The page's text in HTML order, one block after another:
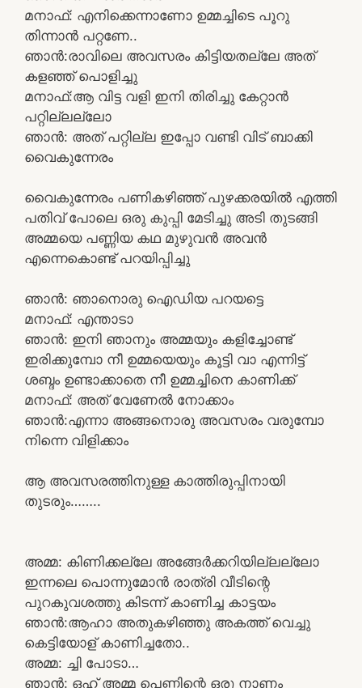
മനാഫ്: എനിക്കെന്നാണോ ഉമ്മച്ചിടെ പൂറു
തിന്നാൻ പറ്റണേ..
ഞാൻ:രാവിലെ അവസരം കിട്ടിയതല്ലേ അത്
കളഞ്ഞ് പൊളിച്ചു
മനാഫ്:ആ വിട്ട വളി ഇനി തിരിച്ചു കേറ്റാൻ
പറ്റില്ലല്ലോ
ഞാൻ: അത് പറ്റില്ല ഇപ്പോ വണ്ടി വിട് ബാക്കി
വൈകുന്നേരം
വൈകുന്നേരം പണികഴിഞ്ഞ് പുഴക്കരയിൽ എത്തി
പതിവ് പോലെ ഒരു കുപ്പി മേടിച്ചു അടി തുടങ്ങി
അമ്മയെ പണ്ണിയ കഥ മുഴുവൻ അവൻ
എന്നെകൊണ്ട് പറയിപ്പിച്ചു
ഞാൻ: ഞാനൊരു ഐഡിയ പറയട്ടെ
മനാഫ്: എന്താടാ
ഞാൻ: ഇനി ഞാനും അമ്മയും കളിച്ചോണ്ട്
ഇരിക്കുമ്പോ നീ ഉമ്മയെയും കൂട്ടി വാ എന്നിട്ട്
ശബ്ദം ഉണ്ടാക്കാതെ നീ ഉമ്മച്ചിനെ കാണിക്ക്
മനാഫ്: അത് വേണേൽ നോക്കാം
ഞാൻ:എന്നാ അങ്ങനൊരു അവസരം വരുമ്പോ
നിന്നെ വിളിക്കാം
ആ അവസരത്തിനുള്ള കാത്തിരുപ്പിനായി
തുടരും……..
അമ്മ: കിണിക്കല്ലേ അങ്ങേർക്കറിയില്ലല്ലോ
ഇന്നലെ പൊന്നുമോൻ രാത്രി വീടിന്റെ
പുറകുവശത്തു കിടന്ന് കാണിച്ച കാട്ടയം
ഞാൻ:ആഹാ അതുകഴിഞ്ഞു അകത്ത് വെച്ചു
കെട്ടിയോള് കാണിച്ചതോ..
അമ്മ: ച്ചി പോടാ…
ഞാൻ: ഒഹ് അമ്മ പെണ്ണിന്റെ ഒരു നാണം